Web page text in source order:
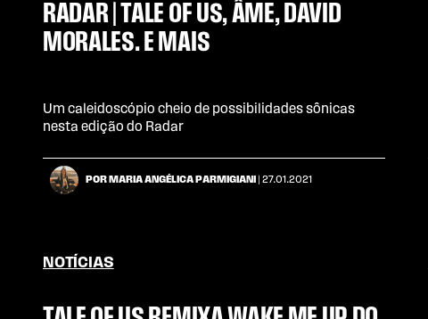
RADAR | TALE OF US, ÂME, DAVID
MORALES. E MAIS
Um caleidoscópio cheio de possibilidades sônicas
nesta edição do Radar
POR MARIA ANGÉLICA PARMIGIANI | 27.01.2021
NOTÍCIAS